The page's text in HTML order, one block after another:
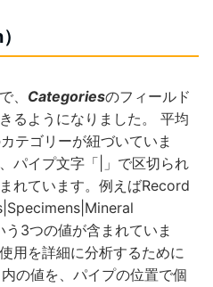
、 Categoriesのフィールド
るようになりました。 平均
テゴリーが紐づいていま
パイプ文字「|」で区切られ
れています。例えばRecord
3つの値が含まれていま
用を詳細に分析するために
の値を、パイプの位置で個